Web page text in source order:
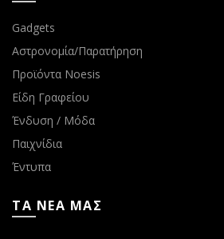
Gadgets
Αστρονομία/Παρατήρηση
Προϊόντα Noesis
Είδη Γραφείου
Ένδυση / Μόδα
Παιχνίδια
Έντυπα
ΤΑ ΝΕΑ ΜΑΣ